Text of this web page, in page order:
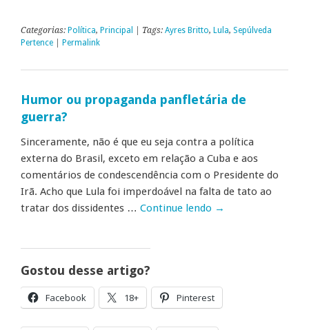
Categorias: Política, Principal | Tags: Ayres Britto, Lula, Sepúlveda
Pertence
Permalink
Humor ou propaganda panfletária de
guerra?
Sinceramente, não é que eu seja contra a política
externa do Brasil, exceto em relação a Cuba e aos
comentários de condescendência com o Presidente do
Irã. Acho que Lula foi imperdoável na falta de tato ao
tratar dos dissidentes … Continue lendo →
Gostou desse artigo?
Facebook 18+ Pinterest